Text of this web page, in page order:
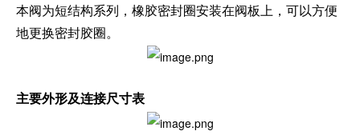
本阀为短结构系列，橡胶密封圈安装在阀板上，可以方便
地更换密封胶圈。
主要外形及连接尺寸表